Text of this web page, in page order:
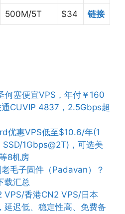
500M/5T $34 链接
何塞便宜VPS，年付￥160
CUVIP 4837，2.5Gbps超
优惠VPS低至$10.6/年(1
1Gbps@2T)，可选美
8机房
毛子固件（Padavan）？
载汇总
VPS/香港CN2 VPS/日本
延迟低、稳定性高、免费备